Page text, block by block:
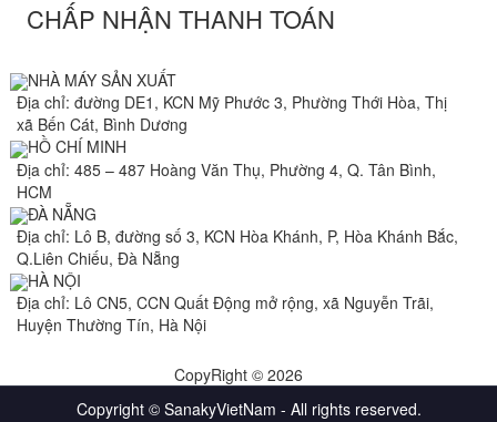
CHẤP NHẬN THANH TOÁN
NHÀ MÁY SẢN XUẤT
Địa chỉ: đường DE1, KCN Mỹ Phước 3, Phường Thới Hòa, Thị
xã Bến Cát, Bình Dương
HỒ CHÍ MINH
Địa chỉ: 485 – 487 Hoàng Văn Thụ, Phường 4, Q. Tân Bình,
HCM
ĐÀ NẴNG
Địa chỉ: Lô B, đường số 3, KCN Hòa Khánh, P, Hòa Khánh Bắc,
Q.Liên Chiếu, Đà Nẵng
HÀ NỘI
Địa chỉ: Lô CN5, CCN Quất Động mở rộng, xã Nguyễn Trãi,
Huyện Thường Tín, Hà Nội
CopyRight © 2026
Copyright © SanakyVietNam - All rights reserved.